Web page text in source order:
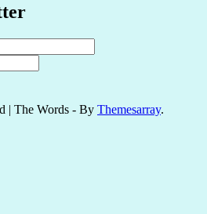
| The Words - By Themesarray.